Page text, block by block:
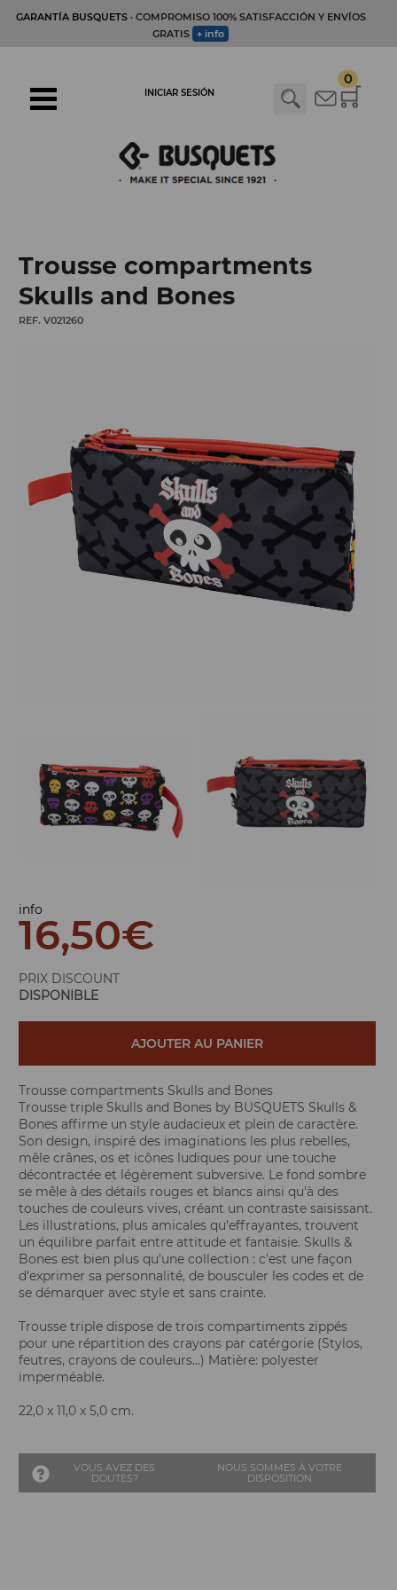
GARANTÍA BUSQUETS· COMPROMISO 100% SATISFACCIÓN Y ENVÍOS
GRATIS + info
0
INICIAR SESIÓN
Trousse compartments
Skulls and Bones
REF. V021260
info
16,50€
PRIX DISCOUNT
DISPONIBLE
AJOUTER AU PANIER
Trousse compartments Skulls and Bones
Trousse triple Skulls and Bones by BUSQUETS Skulls &
Bones affirme un style audacieux et plein de caractère.
Son design, inspiré des imaginations les plus rebelles,
mêle crânes, os et icônes ludiques pour une touche
décontractée et légèrement subversive. Le fond sombre
se mêle à des détails rouges et blancs ainsi qu'à des
touches de couleurs vives, créant un contraste saisissant.
Les illustrations, plus amicales qu'effrayantes, trouvent
un équilibre parfait entre attitude et fantaisie. Skulls &
Bones est bien plus qu'une collection : c'est une façon
d'exprimer sa personnalité, de bousculer les codes et de
se démarquer avec style et sans crainte.
Trousse triple dispose de trois compartiments zippés
pour une répartition des crayons par catérgorie (Stylos,
feutres, crayons de couleurs…) Matière: polyester
imperméable.
22,0 x 11,0 x 5,0 cm.
VOUS AVEZ DES
DOUTES?
NOUS SOMMES À VOTRE
DISPOSITION